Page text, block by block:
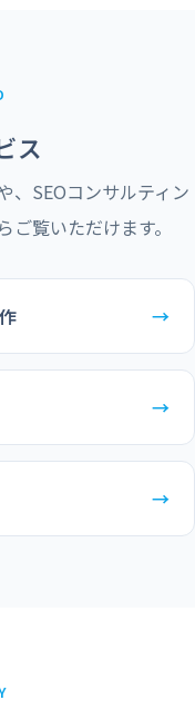
ス
、SEOコンサルティン
覧いただけます。
→
→
→